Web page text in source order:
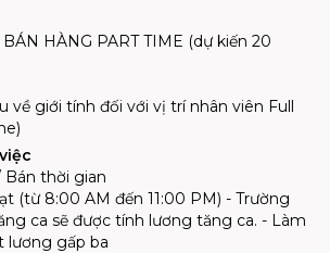
HÀNG PART TIME (dự kiến 20
về giới tính đối với vị trí nhân viên Full
Bán thời gian
(từ 8:00 AM đến 11:00 PM) - Trường
ca sẽ được tính lương tăng ca. - Làm
lương gấp ba